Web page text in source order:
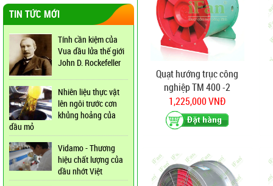
TIN TỨC MỚI
Tính cần kiệm của
Vua dầu lửa thế giới
John D. Rockefeller
Nhiên liệu thực vật
lên ngôi trước cơn
khủng hoảng của
dầu mỏ
Vidamo - Thương
hiệu chất lượng của
dầu nhớt Việt
Quạt hướng trục công
nghiệp TM 400 -2
1,225,000 VNĐ